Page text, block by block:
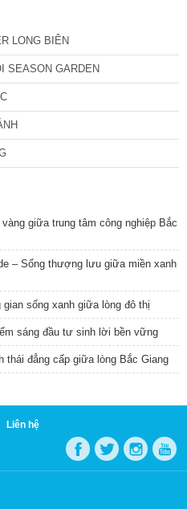
LONG BIÊN
SEASON GARDEN
giữa trung tâm công nghiệp Bắc
– Sống thượng lưu giữa miền xanh
sống xanh giữa lòng đô thị
sáng đầu tư sinh lời bền vững
thái đẳng cấp giữa lòng Bắc Giang
Liên hệ